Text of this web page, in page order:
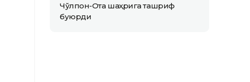
Чўлпон-Ота шаҳрига ташриф
буюрди